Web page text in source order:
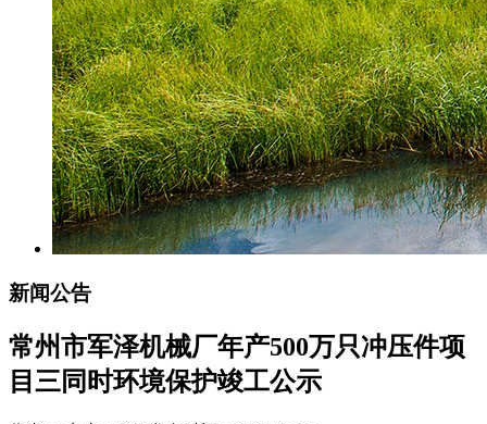
新闻公告
常州市军泽机械厂年产500万只冲压件项
目三同时环境保护竣工公示